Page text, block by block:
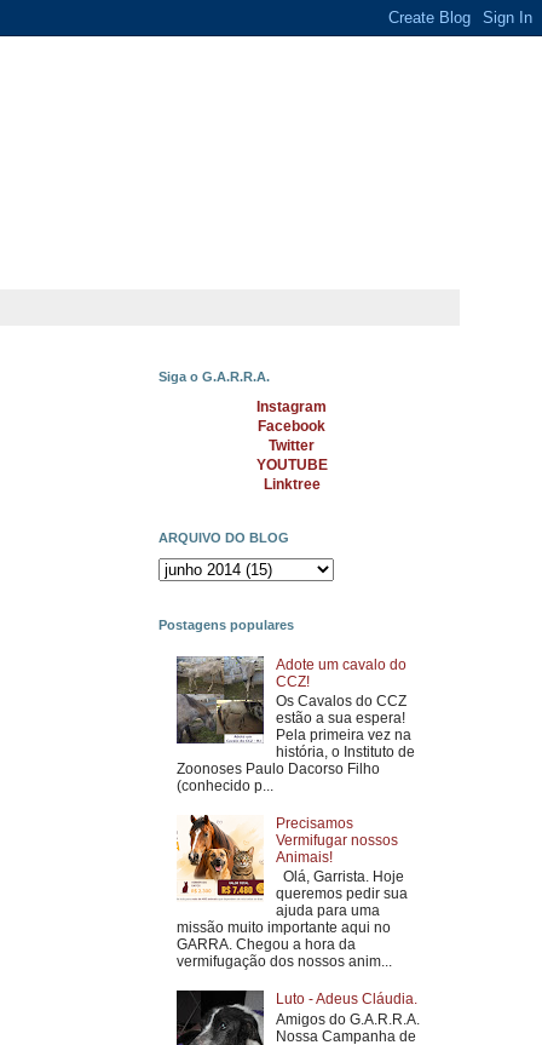
Siga o G.A.R.R.A.
Instagram
Facebook
Twitter
YOUTUBE
Linktree
ARQUIVO DO BLOG
Postagens populares
Adote um cavalo do
CCZ!
Os Cavalos do CCZ
estão a sua espera!
Pela primeira vez na
história, o Instituto de
Zoonoses Paulo Dacorso Filho
(conhecido p...
Precisamos
Vermifugar nossos
Animais!
Olá, Garrista. Hoje
queremos pedir sua
ajuda para uma
missão muito importante aqui no
GARRA. Chegou a hora da
vermifugação dos nossos anim...
Luto - Adeus Cláudia.
Amigos do G.A.R.R.A.
Nossa Campanha de